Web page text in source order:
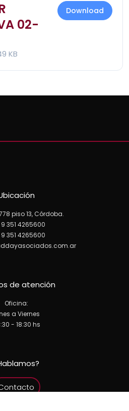
02-
KB
Download
piso 13, Córdoba.
351 4265600
351 4265600
de atención
Oficina:
a Viernes
- 18:30 hs